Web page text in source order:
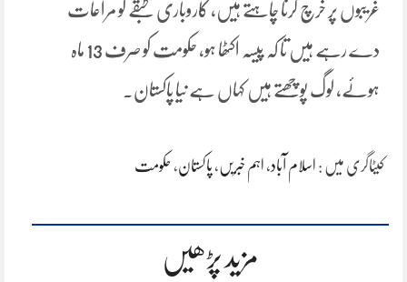
غریبوں پر خرچ کرنا چاہتے ہیں، کاروباری طبقے کو مراعات
دے رہے ہیں تا کہ پیسہ اکٹھا ہو، حکومت کو صرف 13 ماہ
ہوئے، لوگ پوچھتے ہیں کہاں ہے نیا پاکستان۔
کیٹاگری میں : اسلام آباد، اہم خبریں، پاکستان، حکومت
مزید پڑھیں